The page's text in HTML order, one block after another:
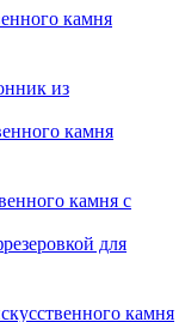
камня
камня
для